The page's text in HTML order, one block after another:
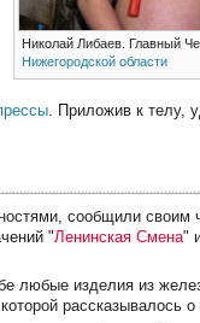
Николай Либаев. Главный
Нижегородской области
. Приложив к телу,
сообщили своим
"Ленинская Смена"
любые изделия из
рассказывалось